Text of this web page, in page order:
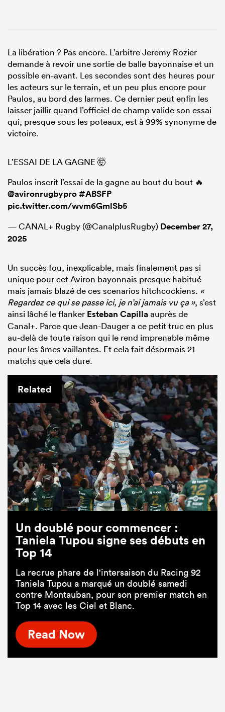
La libération ? Pas encore. L’arbitre Jeremy Rozier
demande à revoir une sortie de balle bayonnaise et un
possible en-avant. Les secondes sont des heures pour
les acteurs sur le terrain, et un peu plus encore pour
Paulos, au bord des larmes. Ce dernier peut enfin les
laisser jaillir quand l’officiel de champ valide son essai
qui, presque sous les poteaux, est à 99% synonyme de
victoire.
L’ESSAI DE LA GAGNE 🤯
Paulos inscrit l’essai de la gagne au bout du bout 🔥
@avironrugbypro#ABSFP
pic.twitter.com/wvm6GmlSb5
— CANAL+ Rugby (@CanalplusRugby) December 27,
2025
Un succès fou, inexplicable, mais finalement pas si
unique pour cet Aviron bayonnais presque habitué
mais jamais blazé de ces scenarios hitchcockiens. «
Regardez ce qui se passe ici, je n’ai jamais vu ça », s’est
ainsi lâché le flanker Esteban Capillaauprès de
Canal+. Parce que Jean-Dauger a ce petit truc en plus
au-delà de toute raison qui le rend imprenable même
pour les âmes vaillantes. Et cela fait désormais 21
matchs que cela dure.
Related
Un doublé pour commencer :
Taniela Tupou signe ses débuts en
Top 14
La recrue phare de l'intersaison du Racing 92
Taniela Tupou a marqué un doublé samedi
contre Montauban, pour son premier match en
Top 14 avec les Ciel et Blanc.
Read Now